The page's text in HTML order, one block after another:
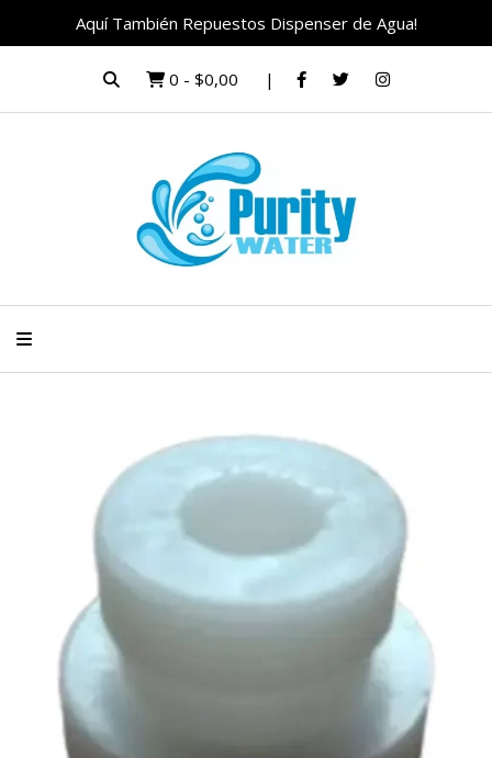
Aquí También Repuestos Dispenser de Agua!
0 - $0,00